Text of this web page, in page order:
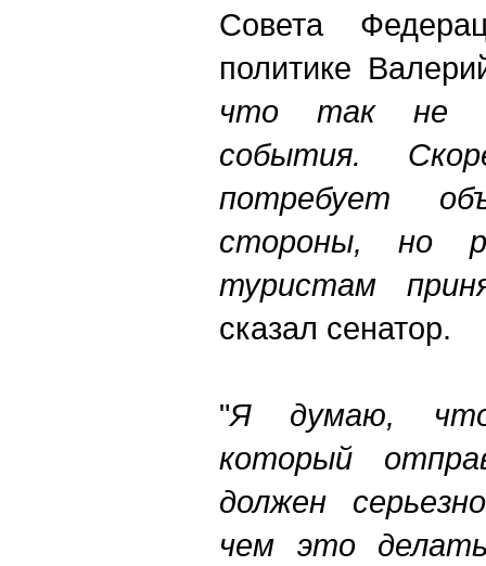
Совета
политике
что так не
события.
потребует
стороны, но
туристам
сказал сенатор.
"Я думаю, что
который
должен
чем это